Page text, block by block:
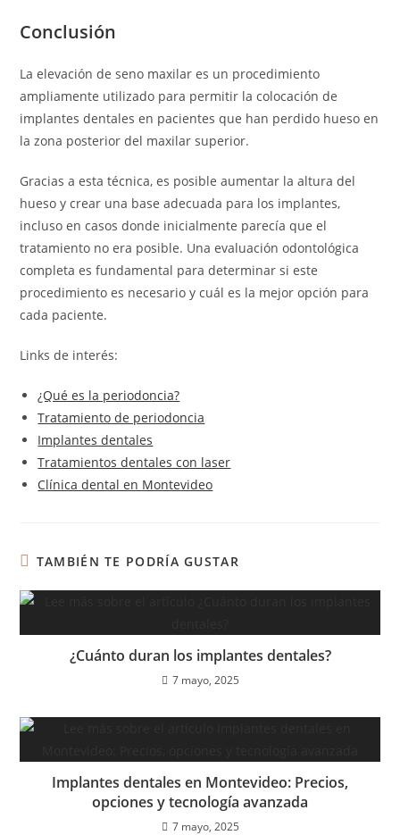
Conclusión
La elevación de seno maxilar es un procedimiento
ampliamente utilizado para permitir la colocación de
implantes dentales en pacientes que han perdido hueso en
la zona posterior del maxilar superior.
Gracias a esta técnica, es posible aumentar la altura del
hueso y crear una base adecuada para los implantes,
incluso en casos donde inicialmente parecía que el
tratamiento no era posible. Una evaluación odontológica
completa es fundamental para determinar si este
procedimiento es necesario y cuál es la mejor opción para
cada paciente.
Links de interés:
¿Qué es la periodoncia?
Tratamiento de periodoncia
Implantes dentales
Tratamientos dentales con laser
Clínica dental en Montevideo
TAMBIÉN TE PODRÍA GUSTAR
¿Cuánto duran los implantes dentales?
7 mayo, 2025
Implantes dentales en Montevideo: Precios,
opciones y tecnología avanzada
7 mayo, 2025